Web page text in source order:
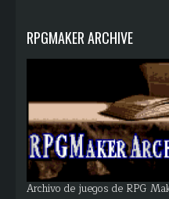
RPGMAKER ARCHIVE
Archivo de juegos de RPG